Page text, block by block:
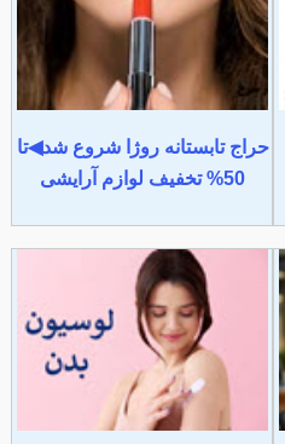
حراج تابستانه روژا شروع شد◀تا
50% تخفیف لوازم آرایشی